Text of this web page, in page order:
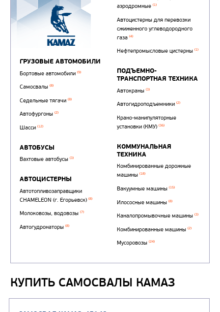
Автоцистерны для
сжиженного
газа(4)
КУПИТЬ САМОСВАЛЫ КАМАЗ